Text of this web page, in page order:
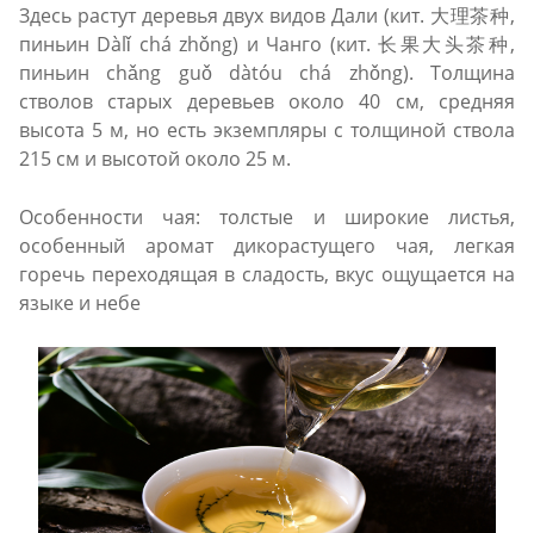
Здесь растут деревья двух видов Дали (кит. 大理茶种,
пиньин Dàlǐ chá zhǒng) и Чанго (кит. 长果大头茶种,
пиньин сhǎng guǒ dàtóu chá zhǒng). Толщина
стволов старых деревьев около 40 см, средняя
высота 5 м, но есть экземпляры с толщиной ствола
215 см и высотой около 25 м.
Особенности чая: толстые и широкие листья,
особенный аромат дикорастущего чая, легкая
горечь переходящая в сладость, вкус ощущается на
языке и небе